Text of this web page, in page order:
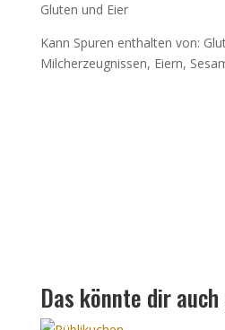
Gluten und Eier
Kann Spuren enthalten von:
Milcherzeugnissen, Eiern,
Das könnte dir